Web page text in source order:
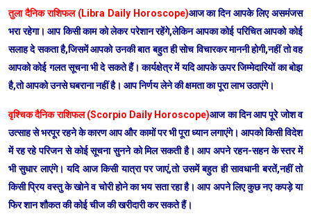
तुला दैनिक राशिफल (Libra Daily Horoscope)आज का दिन आपके लिए असमंजस
भरा रहेगा। आप किसी काम को लेकर परेशान रहेंगे,लेकिन आपका कोई परिचित आपको कोई
सलाह दे सकता है,जिसमें आपको उनकी बात बहुत ही सोच विचारकर माननी होगी,नहीं तो वह
आपको कोई गलत सूचना भी दे सकते हैं। कार्यक्षेत्र में यदि आपके ऊपर जिम्मेदारियों का बोझ
है,तो आपको उनसे घबराना नहीं है। आप निर्णय लेने की क्षमता का पूरा लाभ उठाएंगे।
वृश्चिक दैनिक राशिफल (Scorpio Daily Horoscope)आज का दिन आप पूरे जोश व
उत्साह से भरपूर रहने के कारण आप और कामों पर भी पूरा ध्यान लगाएंगे। आपको किसी विदेश
में रह रहे परिजन से कोई सूचना सुनने को मिल सकती है। आप अपने रहन-सहन के स्तर में
भी सुधार लाएंगे। यदि आज किसी यात्रा पर जाएं,तो उसमें बहुत ही सावधानी बरतें,नहीं तो
किसी प्रिय वस्तु के खोने व चोरी होने का भय सता रहा है। आप अपने लिए कुछ नए कपड़े या
फिर शान शौकत की कोई चीज की खरीदारी कर सकते हैं।